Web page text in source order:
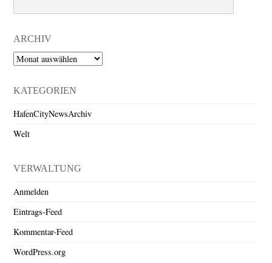
ARCHIV
Archiv
KATEGORIEN
HafenCityNewsArchiv
Welt
VERWALTUNG
Anmelden
Eintrags-Feed
Kommentar-Feed
WordPress.org